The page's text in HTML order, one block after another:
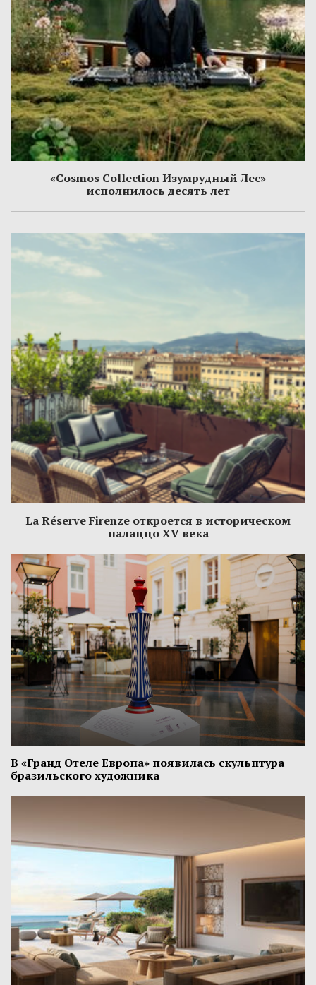
«Cosmos Collection Изумрудный Лес»
исполнилось десять лет
La Réserve Firenze откроется в историческом
палаццо XV века
В «Гранд Отеле Европа» появилась скульптура
бразильского художника